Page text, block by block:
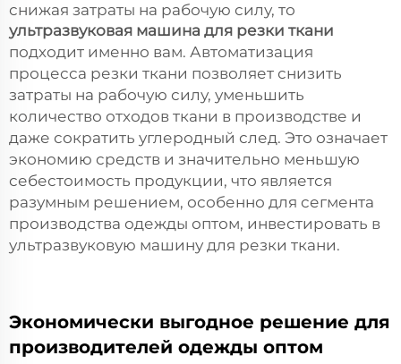
снижая затраты на рабочую силу, то
ультразвуковая машина для резки ткани
подходит именно вам. Автоматизация
процесса резки ткани позволяет снизить
затраты на рабочую силу, уменьшить
количество отходов ткани в производстве и
даже сократить углеродный след. Это означает
экономию средств и значительно меньшую
себестоимость продукции, что является
разумным решением, особенно для сегмента
производства одежды оптом, инвестировать в
ультразвуковую машину для резки ткани.
Экономически выгодное решение для
производителей одежды оптом